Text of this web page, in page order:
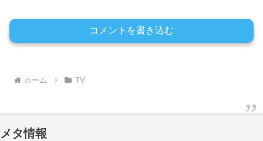
コメントを書き込む
ホーム TV
メタ情報